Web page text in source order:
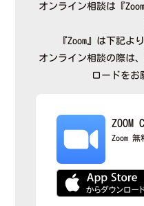
オンライン相談は『
『Zoom』は下記よ
オンライン相談の際は
ロードをお
Zoom 無